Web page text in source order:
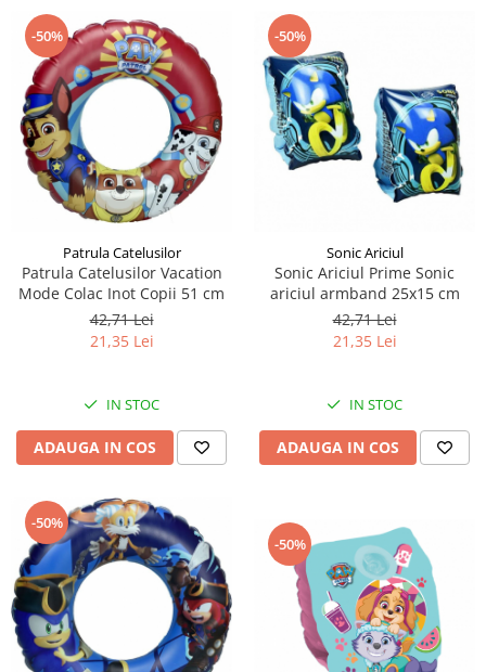
-50%
Patrula Catelusilor
Patrula Catelusilor Vacation
Mode Colac Inot Copii 51 cm
42,71 Lei
21,35 Lei
IN STOC
ADAUGA IN COS
-50%
Sonic Ariciul
Sonic Ariciul Prime Sonic
ariciul armband 25x15 cm
42,71 Lei
21,35 Lei
IN STOC
ADAUGA IN COS
-50%
-50%